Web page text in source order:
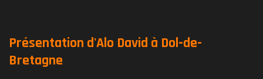
Présentation d'Alo David à Dol-de-
Bretagne